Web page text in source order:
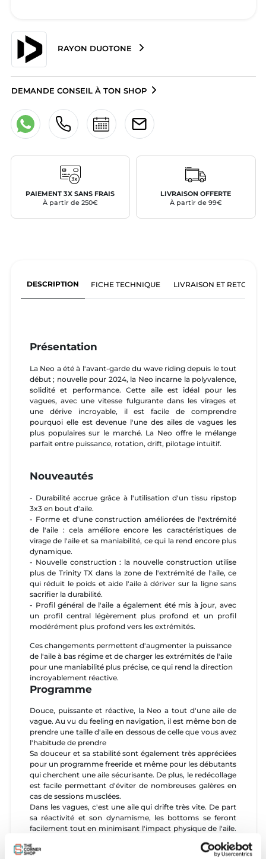
RAYON DUOTONE
DEMANDE CONSEIL À TON SHOP
PAIEMENT 3X SANS FRAIS
À partir de 250€
LIVRAISON OFFERTE
À partir de 99€
DESCRIPTION FICHE TECHNIQUE LIVRAISON ET RETOURS
Présentation
La Neo a été à l'avant-garde du wave riding depuis le tout
début ; nouvelle pour 2024, la Neo incarne la polyvalence,
solidité et performance. Cette aile est idéal pour les
vagues, avec une vitesse fulgurante dans les virages et
une dérive incroyable, il est facile de comprendre
pourquoi elle est devenue l'une des ailes de vagues les
plus populaires sur le marché. La Neo offre le mélange
parfait entre puissance, rotation, drift, pilotage intuitif.
Nouveautés
- Durabilité accrue grâce à l'utilisation d'un tissu ripstop
3x3 en bout d'aile.
- Forme et d'une construction améliorées de l'extrémité
de l'aile : cela améliore encore les caractéristiques de
virage de l'aile et sa maniabilité, ce qui la rend encore plus
dynamique.
- Nouvelle construction : la nouvelle construction utilise
plus de Trinity TX dans la zone de l'extrémité de l'aile, ce
qui réduit le poids et aide l'aile à dériver sur la ligne sans
sacrifier la durabilité.
- Profil général de l'aile a également été mis à jour, avec
un profil central légèrement plus profond et un profil
modérément plus profond vers les extrémités.
Ces changements permettent d'augmenter la puissance
de l'aile à bas régime et de charger les extrémités de l'aile
pour une maniabilité plus précise, ce qui rend la direction
incroyablement réactive.
Programme
Douce, puissante et réactive, la Neo a tout d'une aile de
vague. Au vu du feeling en navigation, il est même bon de
prendre une taille d'aile en dessous de celle que vous avez
l'habitude de prendre
Sa douceur et sa stabilité sont également très appréciées
pour un programme freeride et même pour les débutants
qui cherchent une aile sécurisante. De plus, le redécollage
est facile permettant d'éviter de nombreuses galères en
cas de sessions musclées.
Dans les vagues, c'est une aile qui drifte très vite. De part
sa réactivité et son dynamisme, les bottoms se feront
facilement tout en minimisant l'impact physique de l'aile.
permettant une large plage d'utilisation et un confort